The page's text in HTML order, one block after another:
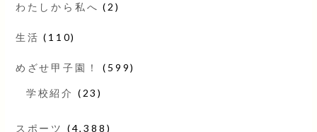
わたしから私へ (2)
生活 (110)
めざせ甲子園！ (599)
学校紹介 (23)
スポーツ (4,388)